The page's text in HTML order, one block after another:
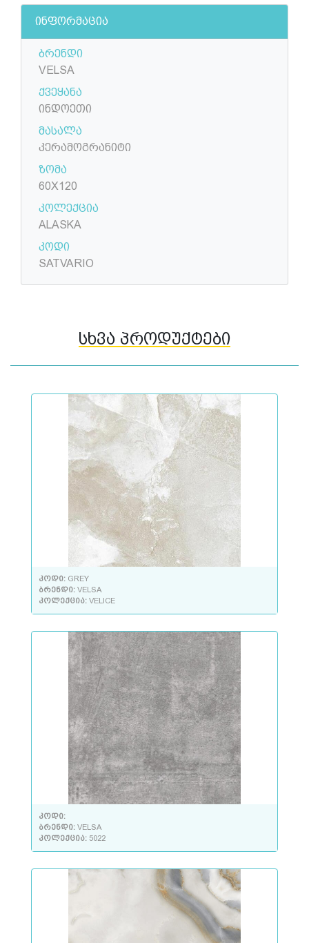
ინფორმაცია
ბრენდი
VELSA
ქვეყანა
ინდოეთი
მასალა
კერამოგრანიტი
ზომა
60X120
კოლექცია
ALASKA
კოდი
SATVARIO
სხვა პროდუქტები
კოდი: GREY
ბრენდი: VELSA
კოლექცია: VELICE
კოდი:
ბრენდი: VELSA
კოლექცია: 5022